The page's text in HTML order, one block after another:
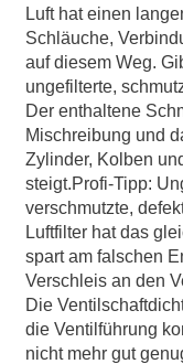
Luft hat einen
Schläuche,
auf diesem Weg.
ungefilterte,
Der enthaltene
Mischreibung und
Zylinder, Kolben
steigt.Profi-Tipp:
verschmutzte,
Luftfilter hat das
spart am falschen
Verschleis an den
Die
die Ventilführung
nicht mehr gut